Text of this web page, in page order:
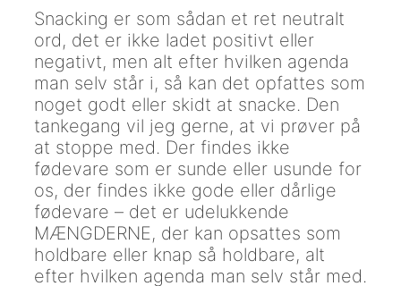
Snacking er som sådan et ret neutralt
ord, det er ikke ladet positivt eller
negativt, men alt efter hvilken agenda
man selv står i, så kan det opfattes som
noget godt eller skidt at snacke. Den
tankegang vil jeg gerne, at vi prøver på
at stoppe med. Der findes ikke
fødevare som er sunde eller usunde for
os, der findes ikke gode eller dårlige
fødevare – det er udelukkende
MÆNGDERNE, der kan opsattes som
holdbare eller knap så holdbare, alt
efter hvilken agenda man selv står med.